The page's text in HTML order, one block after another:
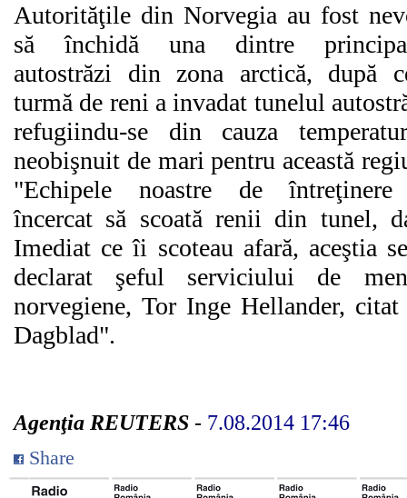
Autorităţile din Norvegia au fost
să închidă una dintre
autostrăzi din zona arctică, după
turmă de reni a invadat tunelul
refugiindu-se din cauza
neobişnuit de mari pentru această
"Echipele noastre de
încercat să scoată renii din tunel,
Imediat ce îi scoteau afară, aceştia
declarat şeful serviciului de
norvegiene, Tor Inge Hellander,
Dagblad".
Agenţia REUTERS - 7.08.2014 17:46
Share